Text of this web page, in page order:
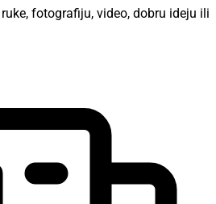
fotografiju, video, dobru ideju ili